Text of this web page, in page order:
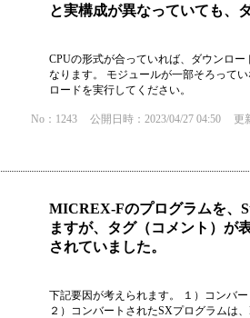
と実構成が異なっていても、
CPUの形式が合っていれば、ダウンロ
なります。 モジュールが一部そろって
ロードを実行してください。
No：1243 公開日時：2023/04/27 04:50 更
MICREX-Fのプログラムを、
ますが、タグ（コメント）が
されていました。
下記要因が考えられます。 １）コンバ
２）コンバートされたSXプログラムは